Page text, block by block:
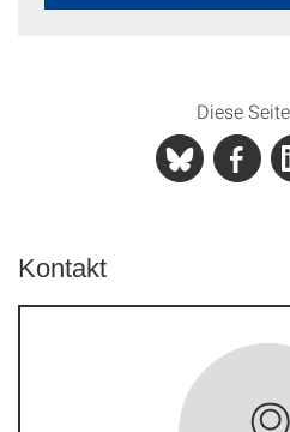
Diese
Kontakt